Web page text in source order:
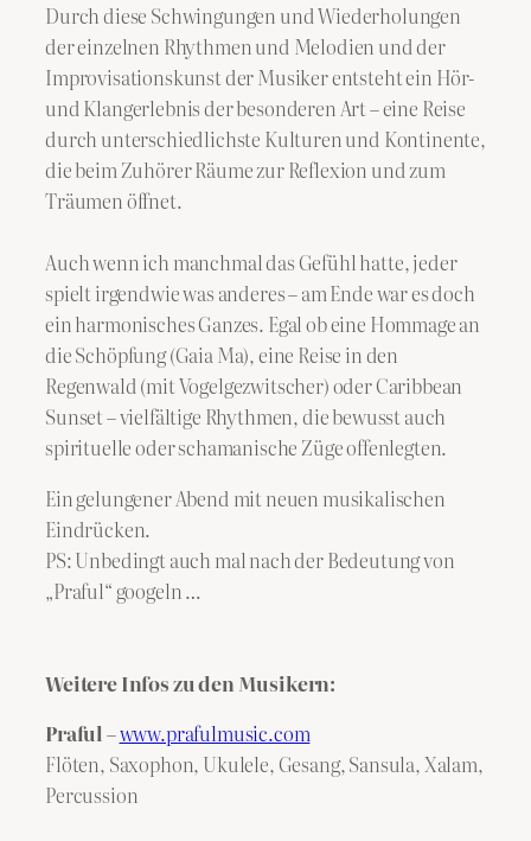
Durch diese Schwingungen und Wiederholungen
der einzelnen Rhythmen und Melodien und der
Improvisationskunst der Musiker entsteht ein Hör-
und Klangerlebnis der besonderen Art – eine Reise
durch unterschiedlichste Kulturen und Kontinente,
die beim Zuhörer Räume zur Reflexion und zum
Träumen öffnet.
Auch wenn ich manchmal das Gefühl hatte, jeder
spielt irgendwie was anderes – am Ende war es doch
ein harmonisches Ganzes. Egal ob eine Hommage an
die Schöpfung (Gaia Ma), eine Reise in den
Regenwald (mit Vogelgezwitscher) oder Caribbean
Sunset – vielfältige Rhythmen, die bewusst auch
spirituelle oder schamanische Züge offenlegten.
Ein gelungener Abend mit neuen musikalischen
Eindrücken.
PS: Unbedingt auch mal nach der Bedeutung von
„Praful“ googeln …
Weitere Infos zu den Musikern:
Praful–www.prafulmusic.com
Flöten, Saxophon, Ukulele, Gesang, Sansula, Xalam,
Percussion